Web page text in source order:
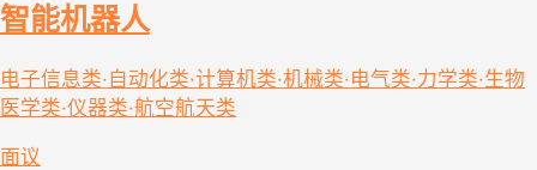
智能机器人
电子信息类·自动化类·计算机类·机械类·电气类·力学类·生物
医学类·仪器类·航空航天类
面议